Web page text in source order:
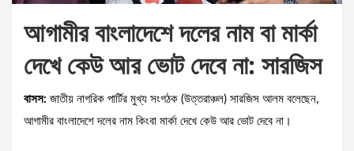
আগামীর বাংলাদেশে দলের নাম বা মার্কা
দেখে কেউ আর ভোট দেবে না: সারজিস
বাসস: জাতীয় নাগরিক পার্টির মুখ্য সংগঠক (উত্তরাঞ্চল) সারজিস আলম বলেছেন,
আগামীর বাংলাদেশে দলের নাম কিংবা মার্কা দেখে কেউ আর ভোট দেবে না।